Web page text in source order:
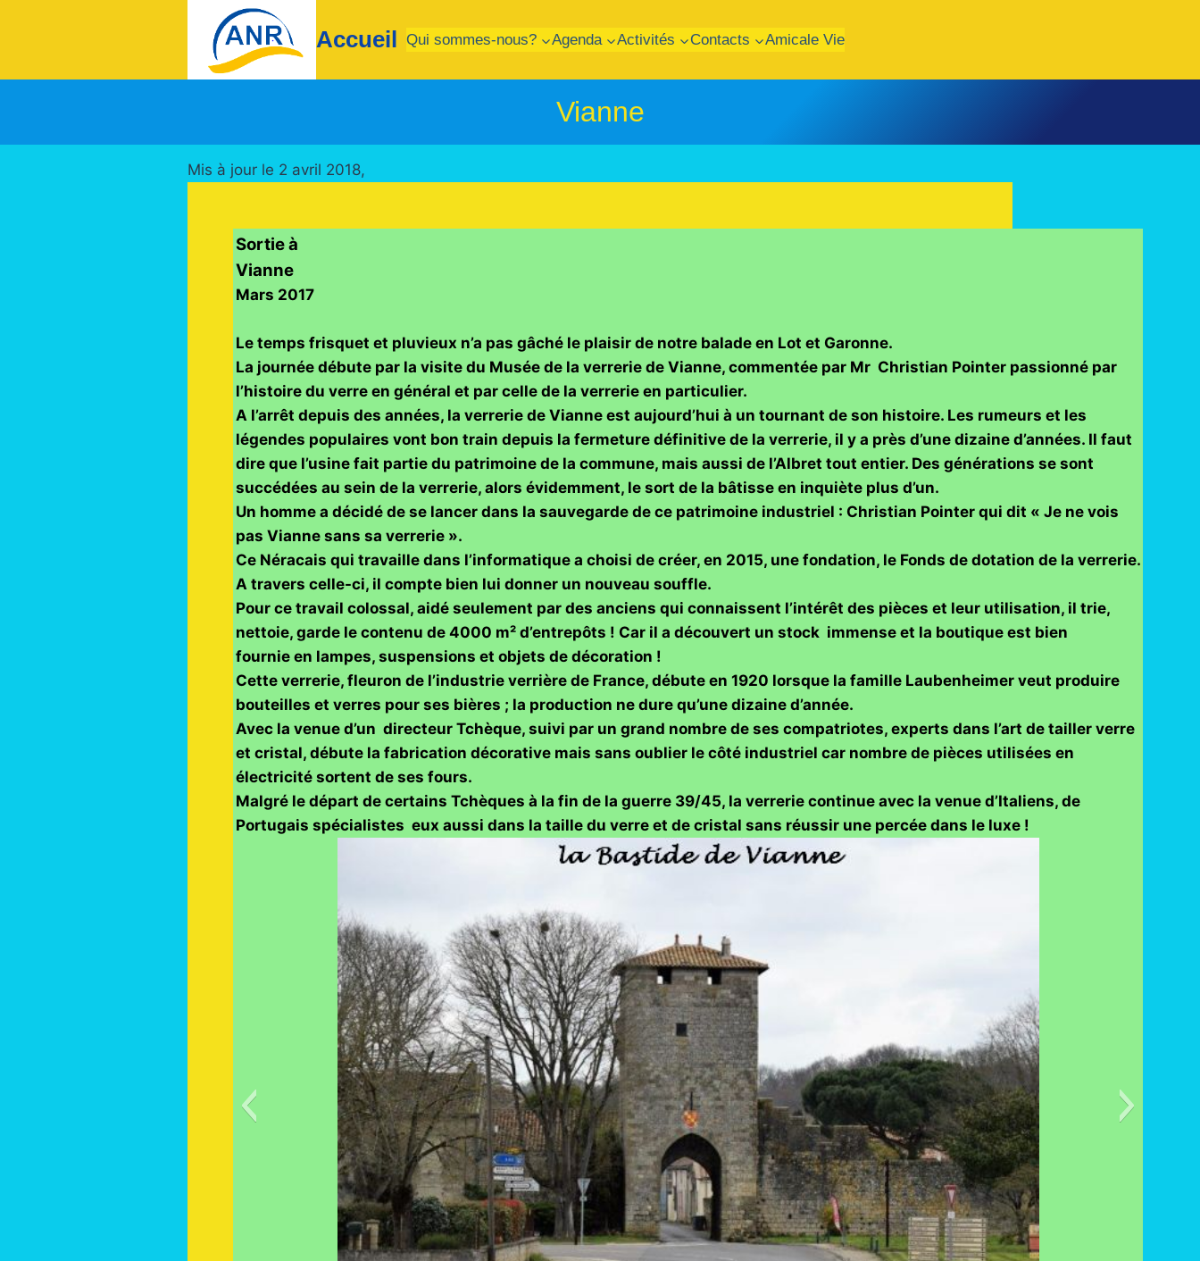
Accueil Qui sommes-nous? Agenda Activités Contacts Amicale Vie
Vianne
Mis à jour le 2 avril 2018,
Sortie à
Vianne
Mars 2017
Le temps frisquet et pluvieux n’a pas gâché le plaisir de notre balade en Lot et Garonne.
La journée débute par la visite du Musée de la verrerie de Vianne, commentée par Mr Christian Pointer passionné par
l’histoire du verre en général et par celle de la verrerie en particulier.
A l’arrêt depuis des années, la verrerie de Vianne est aujourd’hui à un tournant de son histoire. Les rumeurs et les
légendes populaires vont bon train depuis la fermeture définitive de la verrerie, il y a près d’une dizaine d’années. Il faut
dire que l’usine fait partie du patrimoine de la commune, mais aussi de l’Albret tout entier. Des générations se sont
succédées au sein de la verrerie, alors évidemment, le sort de la bâtisse en inquiète plus d’un.
Un homme a décidé de se lancer dans la sauvegarde de ce patrimoine industriel : Christian Pointer qui dit « Je ne vois
pas Vianne sans sa verrerie ».
Ce Néracais qui travaille dans l’informatique a choisi de créer, en 2015, une fondation, le Fonds de dotation de la verrerie.
A travers celle-ci, il compte bien lui donner un nouveau souffle.
Pour ce travail colossal, aidé seulement par des anciens qui connaissent l’intérêt des pièces et leur utilisation, il trie,
nettoie, garde le contenu de 4000 m² d’entrepôts ! Car il a découvert un stock immense et la boutique est bien
fournie en lampes, suspensions et objets de décoration !
Cette verrerie, fleuron de l’industrie verrière de France, débute en 1920 lorsque la famille Laubenheimer veut produire
bouteilles et verres pour ses bières ; la production ne dure qu’une dizaine d’année.
Avec la venue d’un directeur Tchèque, suivi par un grand nombre de ses compatriotes, experts dans l’art de tailler verre
et cristal, débute la fabrication décorative mais sans oublier le côté industriel car nombre de pièces utilisées en
électricité sortent de ses fours.
Malgré le départ de certains Tchèques à la fin de la guerre 39/45, la verrerie continue avec la venue d’Italiens, de
Portugais spécialistes eux aussi dans la taille du verre et de cristal sans réussir une percée dans le luxe !